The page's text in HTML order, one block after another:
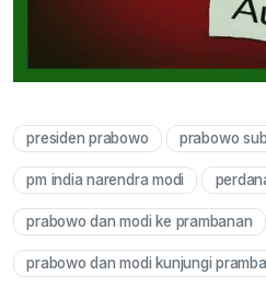
presiden prabowo prabowo
pm india narendra modi
prabowo dan modi ke prambanan
prabowo dan modi kunjungi